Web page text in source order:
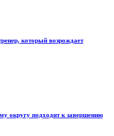
который возрождает
округу подходит к завершению